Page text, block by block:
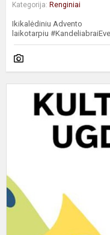
Kategorija: Renginiai
Ikikalėdiniu Advento
laikotarpiu